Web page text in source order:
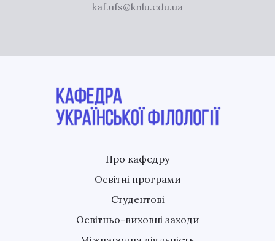
kaf.ufs@knlu.edu.ua
Про кафедру
Освітні програми
Студентові
Освітньо-виховні заходи